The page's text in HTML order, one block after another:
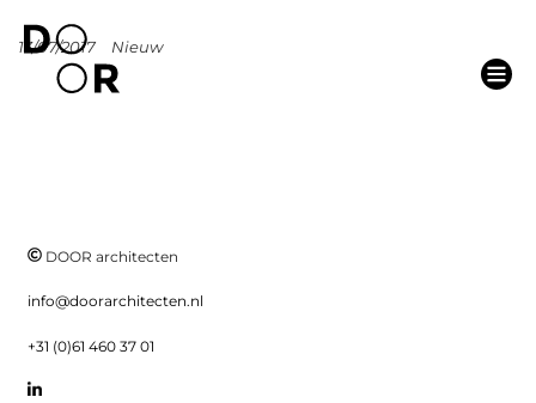
13/07/2017 Nieuw
DOOR architecten
info@doorarchitecten.nl
+31 (0)61 460 37 01